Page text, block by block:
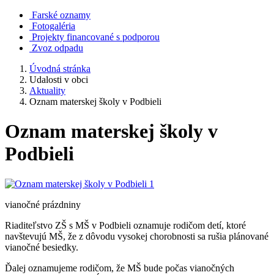
Farské oznamy
Fotogaléria
Projekty financované s podporou
Zvoz odpadu
Úvodná stránka
Udalosti v obci
Aktuality
Oznam materskej školy v Podbieli
Oznam materskej školy v
Podbieli
vianočné prázdniny
Riaditeľstvo ZŠ s MŠ v Podbieli oznamuje rodičom detí, ktoré
navštevujú MŠ, že z dôvodu vysokej chorobnosti sa rušia plánované
vianočné besiedky.
Ďalej oznamujeme rodičom, že MŠ bude počas vianočných